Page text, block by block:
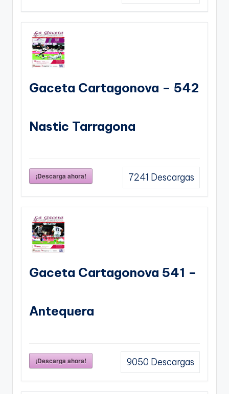
Gaceta Cartagonova – 542
Nastic Tarragona
¡Descarga ahora! 7241 Descargas
Gaceta Cartagonova 541 –
Antequera
¡Descarga ahora! 9050 Descargas